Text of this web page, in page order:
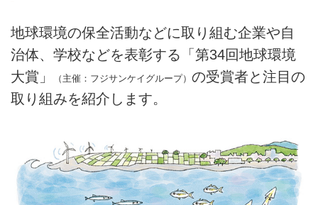
地球環境の保全活動などに取り組む企業や自
治体、学校などを表彰する「第34回地球環境
大賞」
（主催：フジサンケイグループ） の受賞者と注目の
取り組みを紹介します。